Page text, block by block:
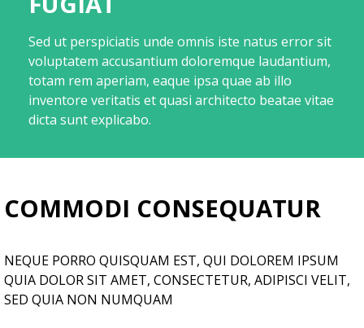
Sed ut perspiciatis unde omnis iste natus error sit
voluptatem accusantium doloremque laudantium,
totam rem aperiam, eaque ipsa quae ab illo
inventore veritatis et quasi architecto beatae vitae
dicta sunt explicabo.
COMMODI CONSEQUATUR
NEQUE PORRO QUISQUAM EST, QUI DOLOREM IPSUM
QUIA DOLOR SIT AMET, CONSECTETUR, ADIPISCI VELIT,
SED QUIA NON NUMQUAM